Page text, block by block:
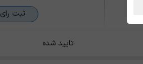
ثبت رای
تایید شده